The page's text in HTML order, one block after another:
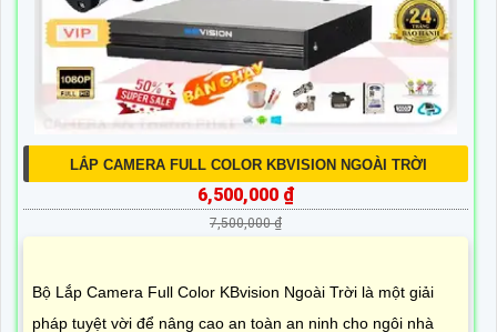
LẮP CAMERA FULL COLOR KBVISION NGOÀI TRỜI
6,500,000 ₫
7,500,000 ₫
Bộ Lắp Camera Full Color KBvision Ngoài Trời là một giải
pháp tuyệt vời để nâng cao an toàn an ninh cho ngôi nhà